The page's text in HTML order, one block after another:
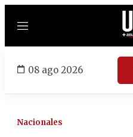
Menú
08 ago 2026
Nacionales